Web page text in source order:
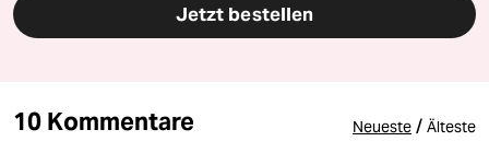
Jetzt bestellen
10 Kommentare Neueste / Älteste